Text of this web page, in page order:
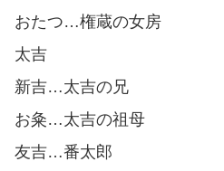
おたつ…権蔵の女房
太吉
新吉…太吉の兄
お粂…太吉の祖母
友吉…番太郎